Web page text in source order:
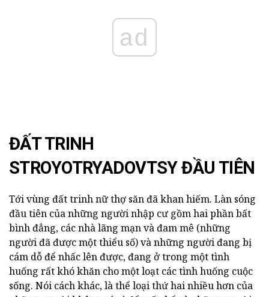
ad
ĐẤT TRINH
STROYOTRYADOVTSY ĐẦU TIÊN
Tới vùng đất trinh nữ thợ săn đã khan hiếm. Làn sóng
đầu tiên của những người nhập cư gồm hai phần bất
bình đẳng, các nhà lãng mạn và đam mê (những
người đã được một thiểu số) và những người đang bị
cám dỗ để nhấc lên được, đang ở trong một tình
huống rất khó khăn cho một loạt các tình huống cuộc
sống. Nói cách khác, là thể loại thứ hai nhiều hơn của